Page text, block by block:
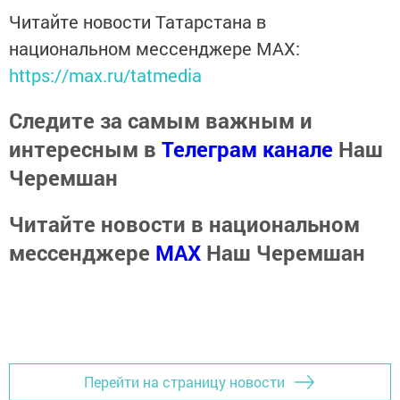
Читайте новости Татарстана в
национальном мессенджере MАХ:
https://max.ru/tatmedia
Следите за самым важным и
интересным в Телеграм канале Наш
Черемшан
Читайте новости в национальном
мессенджере MАХ Наш Черемшан
Перейти на страницу новости